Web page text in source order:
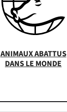
ANIMAUX ABATTUS
DANS LE MONDE